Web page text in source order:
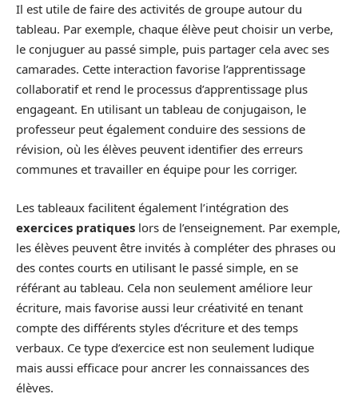
Il est utile de faire des activités de groupe autour du
tableau. Par exemple, chaque élève peut choisir un verbe,
le conjuguer au passé simple, puis partager cela avec ses
camarades. Cette interaction favorise l’apprentissage
collaboratif et rend le processus d’apprentissage plus
engageant. En utilisant un tableau de conjugaison, le
professeur peut également conduire des sessions de
révision, où les élèves peuvent identifier des erreurs
communes et travailler en équipe pour les corriger.
Les tableaux facilitent également l’intégration des
exercices pratiques lors de l’enseignement. Par exemple,
les élèves peuvent être invités à compléter des phrases ou
des contes courts en utilisant le passé simple, en se
référant au tableau. Cela non seulement améliore leur
écriture, mais favorise aussi leur créativité en tenant
compte des différents styles d’écriture et des temps
verbaux. Ce type d’exercice est non seulement ludique
mais aussi efficace pour ancrer les connaissances des
élèves.